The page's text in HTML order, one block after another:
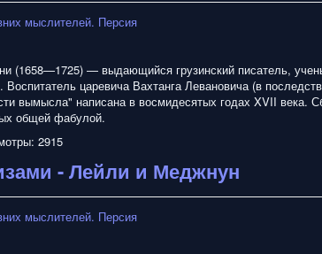
мыслителей. Персия
(1658—1725) — выдающийся грузинский писатель,
Воспитатель царевича Вахтанга Левановича (в
вымысла" написана в восмидесятых годах XVII века.
общей фабулой.
2915
- Лейли и Меджнун
мыслителей. Персия